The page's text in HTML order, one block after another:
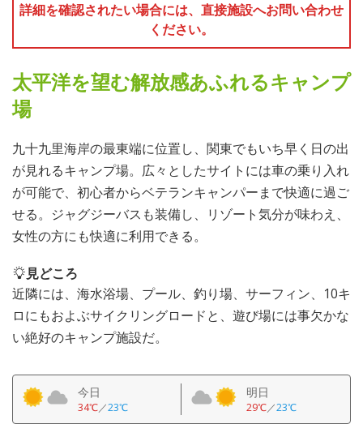
詳細を確認されたい場合には、直接施設へお問い合わせ
ください。
太平洋を望む解放感あふれるキャンプ
場
九十九里海岸の最東端に位置し、関東でもいち早く日の出
が見れるキャンプ場。広々としたサイトには車の乗り入れ
が可能で、初心者からベテランキャンパーまで快適に過ご
せる。ジャグジーバスも装備し、リゾート気分が味わえ、
女性の方にも快適に利用できる。
見どころ
近隣には、海水浴場、プール、釣り場、サーフィン、10キ
ロにもおよぶサイクリングロードと、遊び場には事欠かな
い絶好のキャンプ施設だ。
今日
34℃／23℃
明日
29℃／23℃